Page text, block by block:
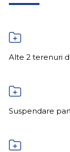
Alte 2 terenuri
Suspendare